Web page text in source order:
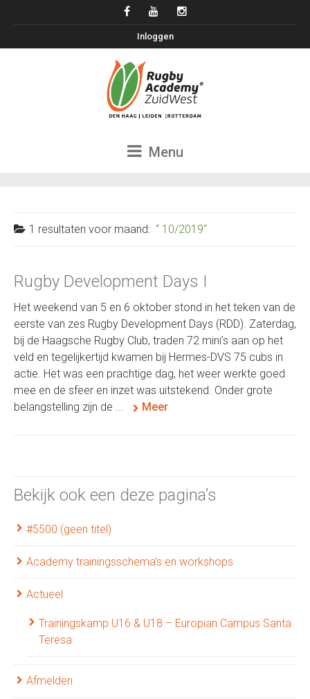
Inloggen
Menu
1 resultaten voor maand: 10/2019
Rugby Development Days I
Het weekend van 5 en 6 oktober stond in het teken van de
eerste van zes Rugby Development Days (RDD). Zaterdag,
bij de Haagsche Rugby Club, traden 72 mini’s aan op het
veld en tegelijkertijd kwamen bij Hermes-DVS 75 cubs in
actie. Het was een prachtige dag, het weer werkte goed
mee en de sfeer en inzet was uitstekend. Onder grote
belangstelling zijn de ...
Meer
Bekijk ook een deze pagina’s
#5500 (geen titel)
Academy trainingsschema’s en workshops
Actueel
Trainingskamp U16 & U18 – Europian Campus Santa
Teresa
Afmelden